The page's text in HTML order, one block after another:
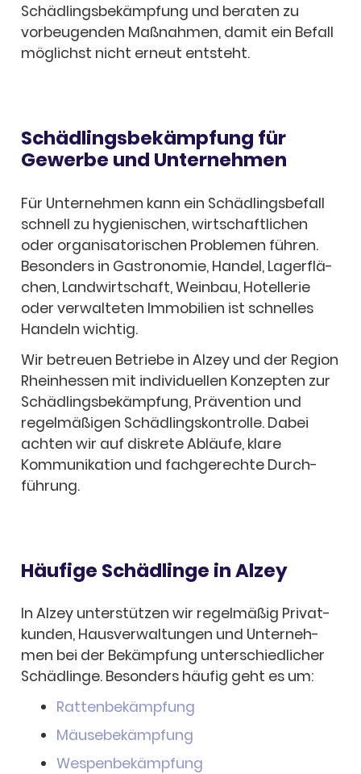
Schäd­lings­be­kämp­fung und bera­ten zu
vorbeu­gen­den Maßnah­men, damit ein Befall
möglichst nicht erneut entsteht.
Schäd­lings­be­kämp­fung für
Gewerbe und Unter­neh­men
Für Unter­neh­men kann ein Schäd­lings­be­fall
schnell zu hygie­ni­schen, wirt­schaft­li­chen
oder orga­ni­sa­to­ri­schen Proble­men führen.
Beson­ders in Gastro­no­mie, Handel, Lager­flä­
chen, Land­wirt­schaft, Wein­bau, Hotel­le­rie
oder verwal­te­ten Immo­bi­lien ist schnel­les
Handeln wich­tig.
Wir betreuen Betriebe in Alzey und der Region
Rhein­hes­sen mit indi­vi­du­el­len Konzep­ten zur
Schäd­lings­be­kämp­fung, Präven­tion und
regel­mä­ßi­gen Schäd­lings­kon­trolle. Dabei
achten wir auf diskrete Abläufe, klare
Kommu­ni­ka­tion und fach­ge­rechte Durch­
füh­rung.
Häufige Schäd­linge in Alzey
In Alzey unter­stüt­zen wir regel­mä­ßig Privat­
kun­den, Haus­ver­wal­tun­gen und Unter­neh­
men bei der Bekämp­fung unter­schied­li­cher
Schäd­linge. Beson­ders häufig geht es um:
Ratten­be­kämp­fung
Mäuse­be­kämp­fung
Wespen­be­kämp­fung